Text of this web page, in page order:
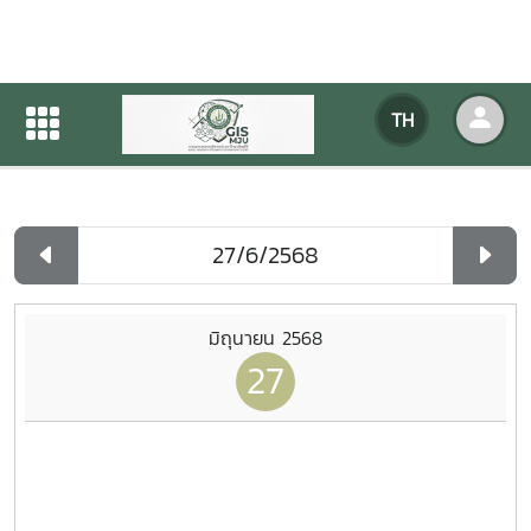
TH
ปฏิทินกิจกรรมของหน่วยงาน
ปฏิทินกิจกรรมของหน่วยงาน รายวัน
มิถุนายน 2568
27